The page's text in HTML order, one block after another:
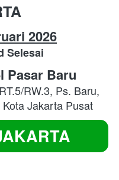
2026
Selesai
Pasar Baru
RW.3, Ps. Baru,
Jakarta Pusat